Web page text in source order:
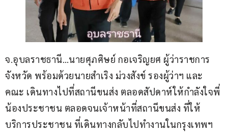
จ.อุบลราชธานี…นายศุภศิษย์ กอเจริญยศ ผู้ว่าราชการ
จังหวัด พร้อมด้วยนายสำเริง ม่วงสังข์ รองผู้ว่าฯ และ
คณะ เดินทางไปที่สถานีขนส่ง ตลอดสัปดาห์ให้กำลังใจพี่
น้องประชาชน ตลอดจนเจ้าหน้าที่สถานีขนส่ง ที่ให้
บริการประชาชน ที่เดินทางกลับไปทำงานในกรุงเทพฯ